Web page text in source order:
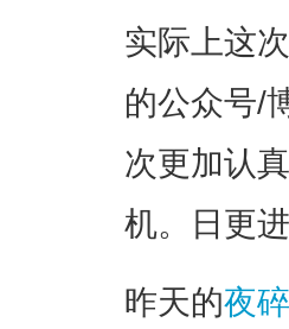
实际上这
的公众号/
次更加认
机。日更
昨天的夜